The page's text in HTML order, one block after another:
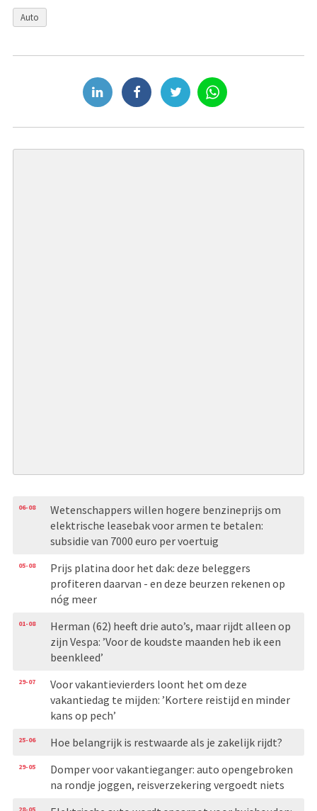
Auto
06-08
Wetenschappers willen hogere benzineprijs om
elektrische leasebak voor armen te betalen:
subsidie van 7000 euro per voertuig
05-08
Prijs platina door het dak: deze beleggers
profiteren daarvan - en deze beurzen rekenen op
nóg meer
01-08
Herman (62) heeft drie auto’s, maar rijdt alleen op
zijn Vespa: ’Voor de koudste maanden heb ik een
beenkleed’
29-07
Voor vakantievierders loont het om deze
vakantiedag te mijden: ’Kortere reistijd en minder
kans op pech’
25-06 Hoe belangrijk is restwaarde als je zakelijk rijdt?
29-05
Domper voor vakantieganger: auto opengebroken
na rondje joggen, reisverzekering vergoedt niets
28-05